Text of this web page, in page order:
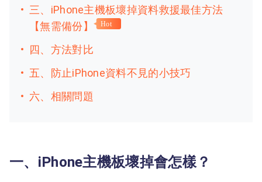
三、iPhone主機板壞掉資料救援最佳方法
【無需備份】
Hot
四、方法對比
五、防止iPhone資料不見的小技巧
六、相關問題
一、iPhone主機板壞掉會怎樣？